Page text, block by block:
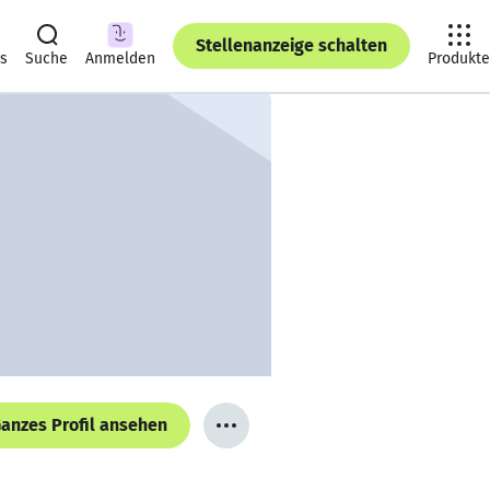
Suche Anmelden
Stellenanzeige schalten
Produkte
Profil ansehen